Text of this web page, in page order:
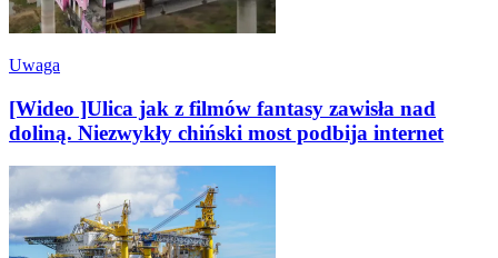
Uwaga
[Wideo ]Ulica jak z filmów fantasy zawisła nad
doliną. Niezwykły chiński most podbija internet